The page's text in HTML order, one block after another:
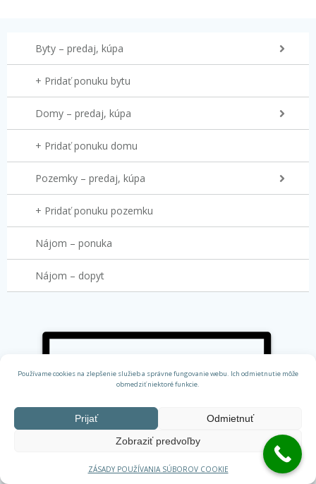
Používame cookies na zlepšenie služieb a správne fungovanie webu. Ich odmietnutie môže
obmedziť niektoré funkcie.
Prijať
Odmietnuť
Zobraziť predvoľby
ZÁSADY POUŽÍVANIA SÚBOROV COOKIE
Byty – predaj, kúpa
+ Pridať ponuku bytu
Domy – predaj, kúpa
+ Pridať ponuku domu
Pozemky – predaj, kúpa
+ Pridať ponuku pozemku
Nájom – ponuka
Nájom – dopyt